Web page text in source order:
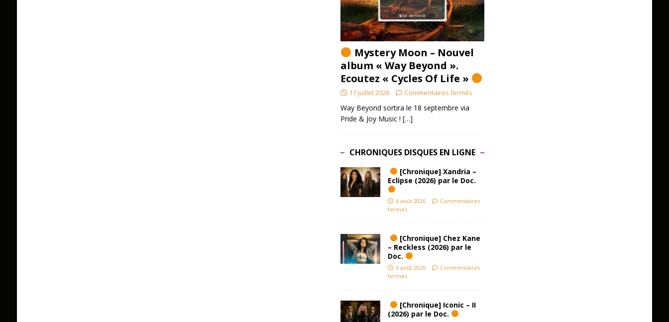
Mystery Moon – Nouvel
album « Way Beyond ».
Ecoutez « Cycles Of Life »
17 juillet 2026 Commentaires fermés
Way Beyond sortira le 18 septembre via
Pride & Joy Music ! […]
CHRONIQUES DISQUES EN LIGNE
[Chronique] Xandria –
Eclipse (2026) par le Doc.
6 août 2026
Commentaires
fermés
[Chronique] Chez Kane
– Reckless (2026) par le
Doc.
3 août 2026
Commentaires
fermés
[Chronique] Iconic – II
(2026) par le Doc.